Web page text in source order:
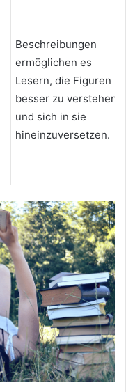
Beschreibungen
ermöglichen es
Lesern, die Figuren
besser zu verstehen
und sich in sie
hineinzuversetzen.